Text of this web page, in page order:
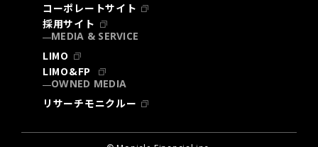
コーポレートサイト
採用サイト
MEDIA & SERVICE
LIMO
LIMO&FP
OWNED MEDIA
リサーチモニクルー